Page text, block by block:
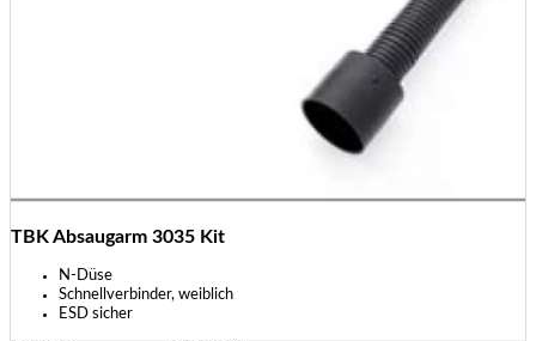
TBK Absaugarm 3035 Kit
N-Düse
Schnellverbinder, weiblich
ESD sicher